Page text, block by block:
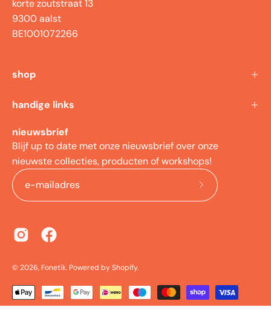
korte zoutstraat 13
9300 aalst
BE1001072266
shop
handige links
nieuwsbrief
Blijf up to date met onze nieuwsbrief over onze
nieuwste collecties, producten of workshops!
meld
© 2026, Fonetik. Powered byShopify.